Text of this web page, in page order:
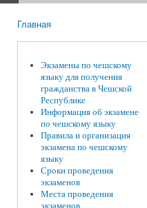
Главная
Экзамены по чешскому
языку для получения
гражданства в Чешской
Республике
Информация об экзамене
по чешскому языку
Правила и организация
экзамена по чешскому
языку
Сроки проведения
экзаменов
Места проведения